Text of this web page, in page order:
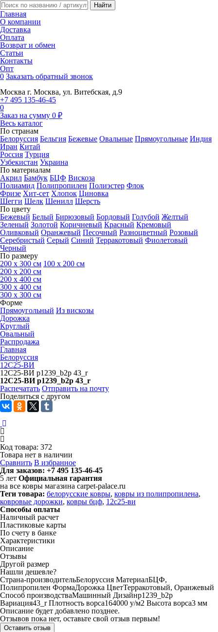
Главная
О компании
Доставка
Оплата
Возврат и обмен
Статьи
Контакты
Опт
0 Заказать обратный звонок
Москва г. Москва, ул. Витебская, д.9
+7 495 135-46-45
0
Заказ на сумму 0 ₽
Весь каталог
По странам
Белоруссия Бельгия Бежевые Овальные Прямоугольные Индия
Иран Китай
Россия Турция
Узбекистан Украина
По материалам
Акрил Бамбук БЦФ Вискоза
Полиамид Полипропилен Полиэстер Флок
Фризе Хит-сет Хлопок Циновка
Шегги Шелк Шенилл Шерсть
По цвету
Бежевый Белый Бирюзовый Бордовый Голубой Желтый
Зеленый Золотой Коричневый Красный Кремовый
Оливковый Оранжевый Песочный Разноцветный Розовый
Серебристый Серый Синий Терракотовый Фиолетовый
Черный
По размеру
200 х 300 см 100 х 200 см
200 x 200 см
200 x 400 см
300 x 400 см
300 x 300 см
Форме
Прямоугольный Из вискозы
Дорожка
Круглый
Овальный
Распродажа
Главная
Белоруссия
12С25-ВИ
12С25-ВИ p1239_b2p 43_r
12С25-ВИ p1239_b2p 43_r
Распечатать Отправить на почту
Поделиться с другом
Код товара: 372
Товара нет в наличии
Сравнить В избранное
Для заказов: +7 495 135-46-45
5 лет Официальная гарантия
на все ковры магазина carpet-palace.ru
Теги товара: белорусские ковры, ковры из полипропилена,
ковровые дорожки, ковры бцф, 12с25-ви
Способы оплаты
Наличный расчет
Пластиковые карты
По счету в банке
Характеристики
Описание
Отзывы
Другой размер
Нашли дешевле?
Страна-производительБелоруссия МатериалБЦФ,
Полипропилен ФормаДорожка ЦветТерракотовый, Оранжевый
Способ производстваМашинный Дизайнp1239_b2p
Вариация43_rПлотность ворса164000 у/м2 Высота ворса3 мм
Описание будет добавлено позднее.
Отзывов пока нет, оставьте свой отзыв первым!
Оставить отзыв